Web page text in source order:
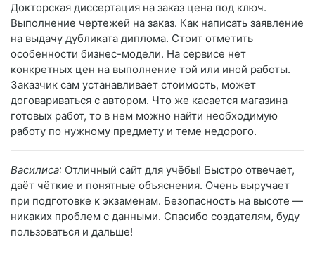
Докторская диссертация на заказ цена под ключ.
Выполнение чертежей на заказ. Как написать заявление
на выдачу дубликата диплома. Стоит отметить
особенности бизнес-модели. На сервисе нет
конкретных цен на выполнение той или иной работы.
Заказчик сам устанавливает стоимость, может
договариваться с автором. Что же касается магазина
готовых работ, то в нем можно найти необходимую
работу по нужному предмету и теме недорого.
Василиса: Отличный сайт для учёбы! Быстро отвечает,
даёт чёткие и понятные объяснения. Очень выручает
при подготовке к экзаменам. Безопасность на высоте —
никаких проблем с данными. Спасибо создателям, буду
пользоваться и дальше!